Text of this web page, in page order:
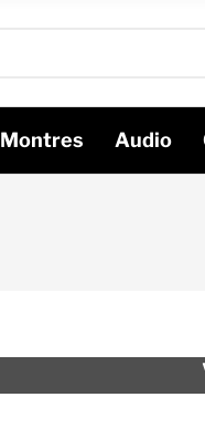
Montres Audio